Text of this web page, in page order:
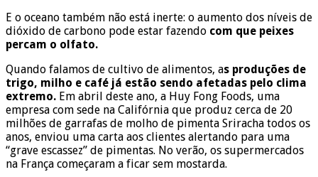
E o oceano também não está inerte: o aumento dos níveis de
dióxido de carbono pode estar fazendo com que peixes
percam o olfato.
Quando falamos de cultivo de alimentos, as produções de
trigo, milho e café já estão sendo afetadas pelo clima
extremo. Em abril deste ano, a Huy Fong Foods, uma
empresa com sede na Califórnia que produz cerca de 20
milhões de garrafas de molho de pimenta Sriracha todos os
anos, enviou uma carta aos clientes alertando para uma
“grave escassez” de pimentas. No verão, os supermercados
na França começaram a ficar sem mostarda.